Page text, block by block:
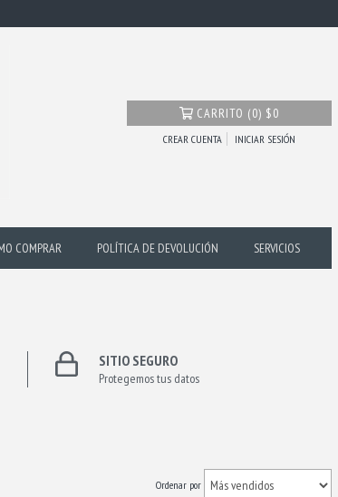
CARRITO (0) $0
CREAR CUENTA INICIAR SESIÓN
COMPRAR POLÍTICA DE DEVOLUCIÓN SERVICIOS
SITIO SEGURO
Protegemos tus datos
Ordenar por